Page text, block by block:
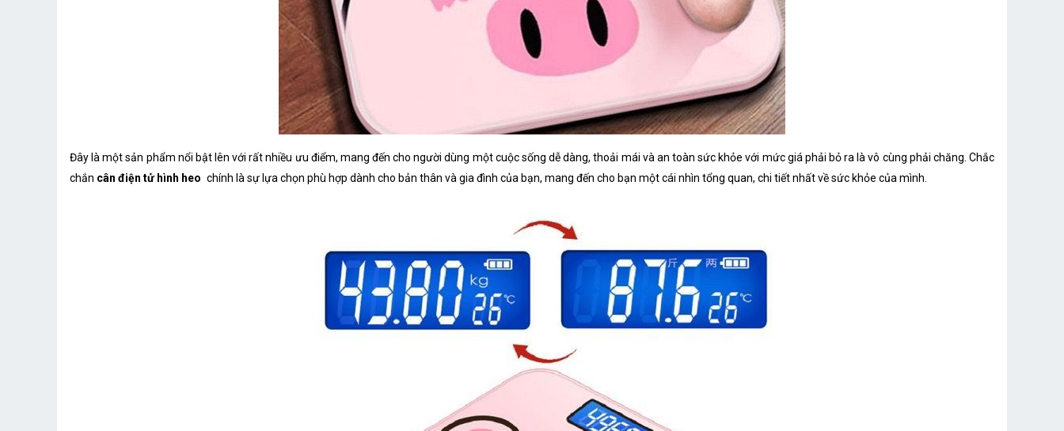
Đây là một sản phẩm nổi bật lên với rất nhiều ưu điểm, mang đến cho người dùng một cuộc sống dễ dàng, thoải mái và an toàn sức khỏe với mức giá phải bỏ ra là vô cùng phải chăng. Chắc
chắn cân điện tử hình heo chính là sự lựa chọn phù hợp dành cho bản thân và gia đình của bạn, mang đến cho bạn một cái nhìn tổng quan, chi tiết nhất về sức khỏe của mình.